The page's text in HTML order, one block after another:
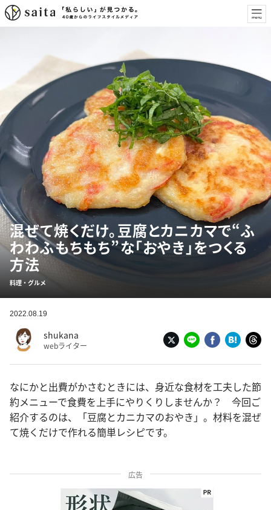
混ぜて焼くだけ。豆腐とカニカマで“ふ
わわふもちもち”な「おやき」をつくる
方法
料理・グルメ
2022.08.19
shukana
webライター
なにかと出費がかさむときには、身近な食材を工夫した節
約メニューで食費を上手にやりくりしませんか？ 今回ご
紹介するのは、「豆腐とカニカマのおやき」。材料を混ぜ
て焼くだけで作れる簡単レシピです。
広告